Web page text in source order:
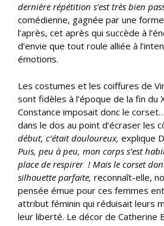
dernière répétition s’est très bien
comédienne, gagnée par une
l’après, cet après qui succède à
d’envie que tout roule alliée à
émotions.
Les costumes et les coiffures de
sont fidèles à l’époque de la fin du
Constance imposait donc le
dans le dos au point d’écraser les
début, c’était douloureux, explique
Puis, peu à peu, mon corps s’est
place de respirer ! Mais le corset
silhouette parfaite, reconnaît-elle,
pensée émue pour ces femmes
attribut féminin qui réduisait leurs
leur liberté. Le décor de Catherine